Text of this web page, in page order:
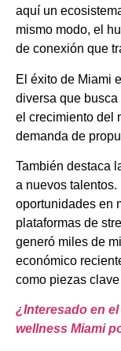
aquí un
mismo modo, el
de conexión que
El éxito de Miami
diversa que
el crecimiento del
demanda de
También destaca
a nuevos
oportunidades en
plataformas de
generó miles de
económico
como piezas
¿Interesado en
wellness Miami